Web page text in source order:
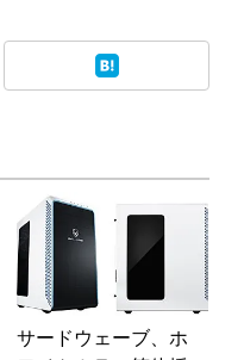
サードウェーブ、ホ